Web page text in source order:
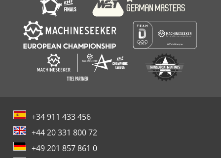
+34 911 433 456
+44 20 331 800 72
+49 201 857 861 0